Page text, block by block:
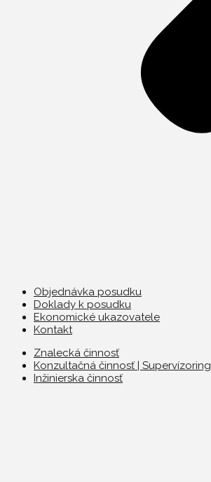
Objednávka posudku
Doklady k posudku
Ekonomické ukazovatele
Kontakt
Znalecká činnosť
Konzultačná činnosť | Supervízoring
Inžinierska činnosť